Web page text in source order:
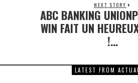
NEXT STORY
Next
post:
ABC BANKING
WIN FAIT UN
!…
LATEST FROM